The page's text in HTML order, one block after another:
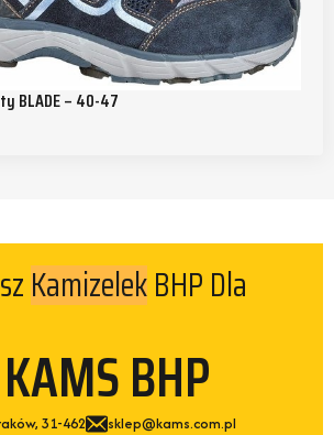
BLADE – 40-47
Spodni BHP Dla
BHP
31-462
sklep@kams.com.pl